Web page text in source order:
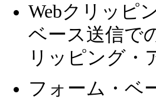
Webクリッピ
ベース送信で
リッピング・
フォーム・ベ